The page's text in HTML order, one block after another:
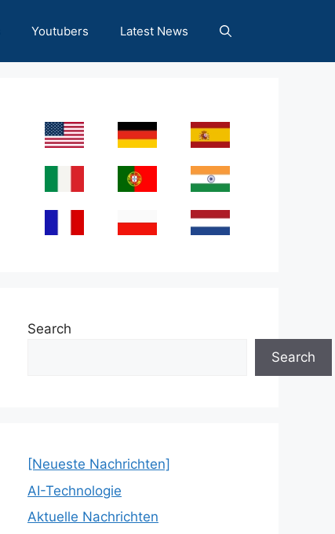
Youtubers Latest News
Search
Search
[Neueste Nachrichten]
AI-Technologie
Aktuelle Nachrichten